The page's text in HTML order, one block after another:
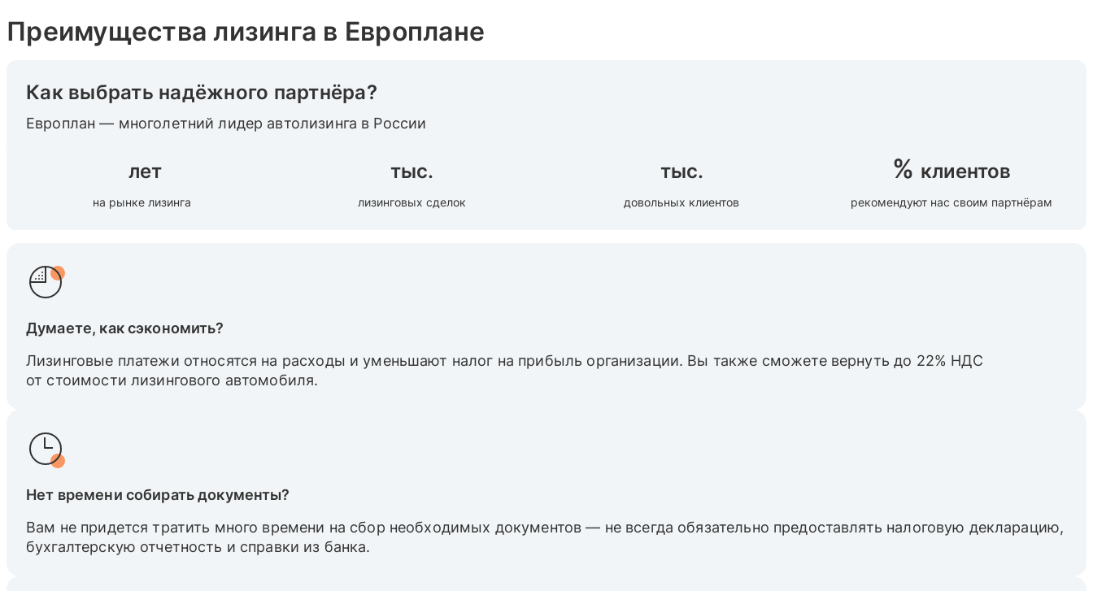
Преимущества лизинга в Европлане
Как выбрать надёжного партнёра?
Европлан — многолетний лидер автолизинга в России
лет
на рынке лизинга
тыс.
лизинговых сделок
тыс.
довольных клиентов
% клиентов
рекомендуют нас своим партнёрам
Думаете, как сэкономить?
Лизинговые платежи относятся на расходы и уменьшают налог на прибыль организации. Вы также cможете вернуть до 22% НДС
от стоимости лизингового автомобиля.
Нет времени собирать документы?
Вам не придется тратить много времени на сбор необходимых документов — не всегда обязательно предоставлять налоговую декларацию,
бухгалтерскую отчетность и справки из банка.